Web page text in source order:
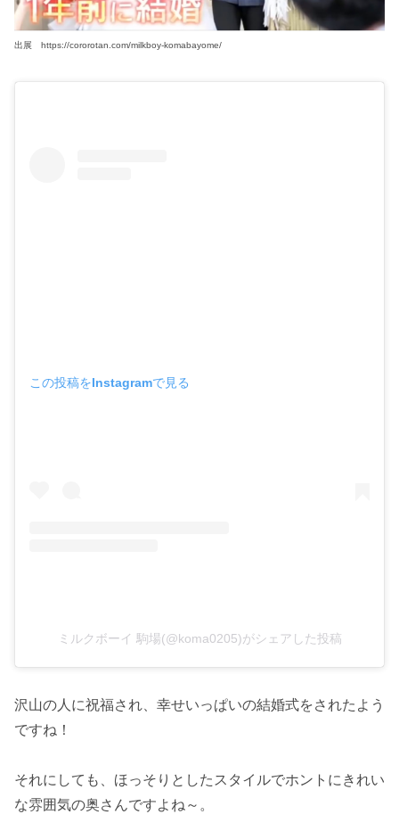
出展 https://cororotan.com/milkboy-komabayome/
この投稿をInstagramで見る
ミルクボーイ 駒場(@koma0205)がシェアした投稿
沢山の人に祝福され、幸せいっぱいの結婚式をされたよう
ですね！
それにしても、ほっそりとしたスタイルでホントにきれい
な雰囲気の奥さんですよね～。